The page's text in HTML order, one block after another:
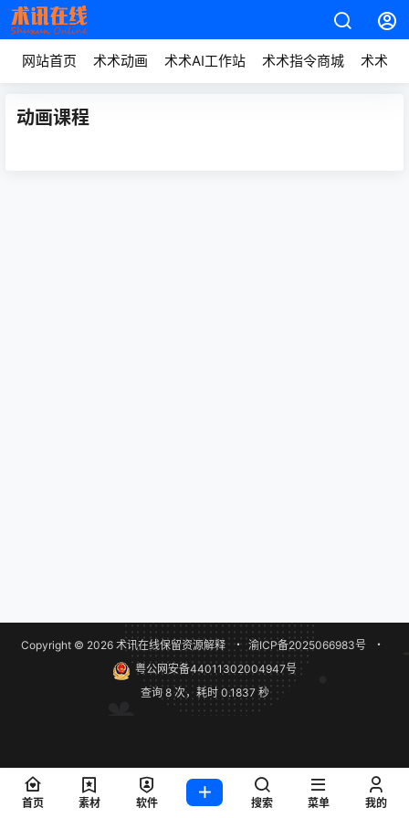
网站首页 术术动画 术术AI工作站 术术指令商城 术术动
动画课程
Copyright © 2026术讯在线保留资源解释 ・ 渝ICP备2025066983号
・
粤公网安备44011302004947号
查询 8 次，耗时 0.1837 秒
首页 素材 软件 搜索 菜单 我的